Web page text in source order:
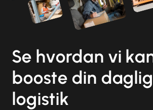
Se hvordan vi
booste din
logistik